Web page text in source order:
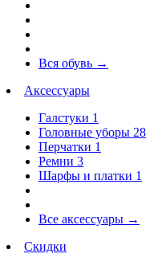
Вся обувь →
Аксессуары
Галстуки 1
Головные уборы 28
Перчатки 1
Ремни 3
Шарфы и платки 1
Все аксессуары →
Скидки